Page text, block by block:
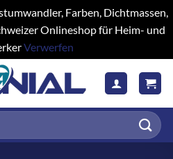
Farben, Dichtmassen,
Onlineshop für Heim- und
Verwerfen